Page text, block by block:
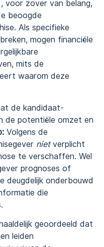
voor zover van belang,
beoogde
Als specifieke
mogen financiële
mits de
waarom deze
de kandidaat-
de potentiële omzet en
Volgens de
nietverplicht
te verschaffen. Wel
prognoses of
deugdelijk onderbouwd
die
geoordeeld dat
leiden